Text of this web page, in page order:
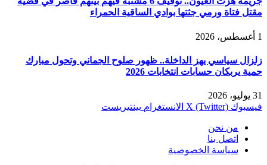
مقتل فتاة ورمي جثتها بوادي الساقية الحمراء
1 أغسطس، 2026
زلزال سياسي يهز الداخلة.. ظهور صلوح الجماني وتحول مبارك
حمية يربكان حسابات انتخابات 2026
31 يوليو، 2026
فيسبوك X (Twitter) الانستغرام بينتيريست
من نحن
اتصل بنا
سياسة الخصوصية